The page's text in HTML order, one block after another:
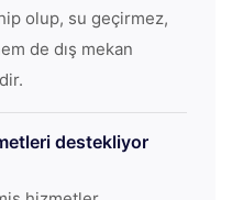
olup, su geçirmez,
de dış mekan
destekliyor